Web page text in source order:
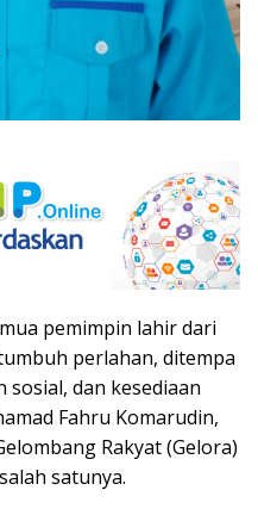
pemimpin lahir dari
perlahan, ditempa
dan kesediaan
Fahru Komarudin,
Rakyat (Gelora)
satunya.